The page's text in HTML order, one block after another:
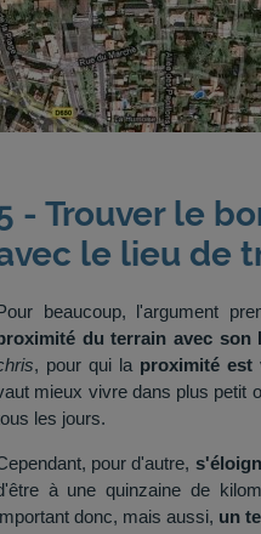
- Trouver le
le lieu de
beaucoup, l'argument
du terrain avec son
, pour qui la proximité est
mieux vivre dans plus petit
les jours.
pour d'autre,
à une quinzaine de
donc, mais aussi, un